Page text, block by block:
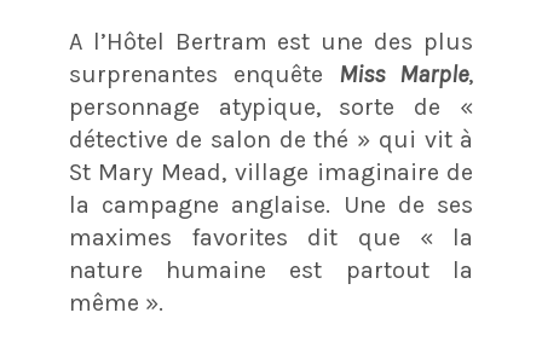
A l’Hôtel Bertram est une des plus
surprenantes enquête Miss Marple,
personnage atypique, sorte de «
détective de salon de thé » qui vit à
St Mary Mead, village imaginaire de
la campagne anglaise. Une de ses
maximes favorites dit que « la
nature humaine est partout la
même ».